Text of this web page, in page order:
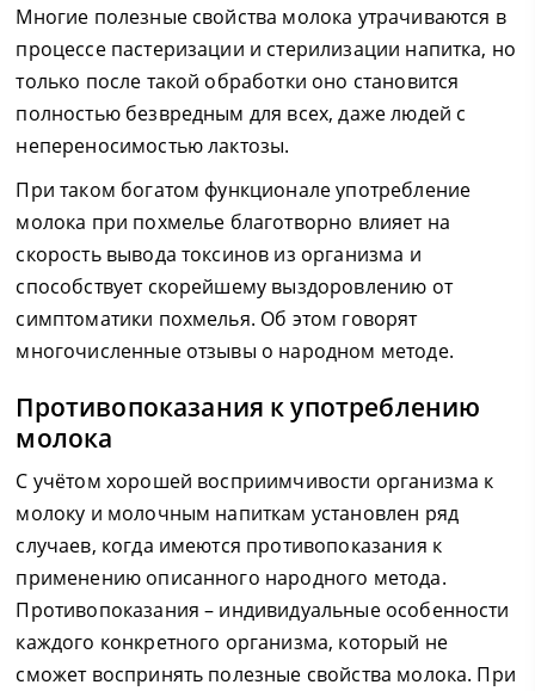
Многие полезные свойства молока утрачиваются в
процессе пастеризации и стерилизации напитка, но
только после такой обработки оно становится
полностью безвредным для всех, даже людей с
непереносимостью лактозы.
При таком богатом функционале употребление
молока при похмелье благотворно влияет на
скорость вывода токсинов из организма и
способствует скорейшему выздоровлению от
симптоматики похмелья. Об этом говорят
многочисленные отзывы о народном методе.
Противопоказания к употреблению
молока
С учётом хорошей восприимчивости организма к
молоку и молочным напиткам установлен ряд
случаев, когда имеются противопоказания к
применению описанного народного метода.
Противопоказания – индивидуальные особенности
каждого конкретного организма, который не
сможет воспринять полезные свойства молока. При